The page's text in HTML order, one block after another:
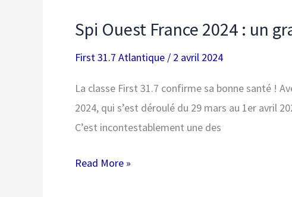
re-
tour
Belle
Ile
avec
First
Spi Ouest France 2024 : un
First 31.7 Atlantique / 2 avril 2024
La classe First 31.7 confirme sa bonne santé !
2024, qui s’est déroulé du 29 mars au 1er avril
C’est incontestablement une des
Spi
Read More »